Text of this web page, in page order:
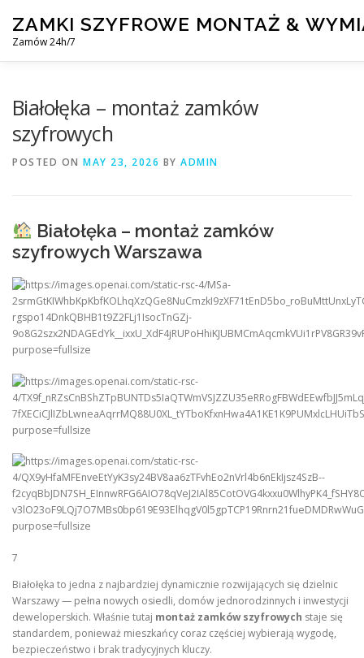
content
ZAMKI SZYFROWE MONTAŻ &
Zamów 24h/7
Białołęka – montaż zamków
szyfrowych
POSTED ON MAY 23, 2026 BY ADMIN
Białołęka – montaż zamków
szyfrowych Warszawa
7
Białołęka to jedna z najbardziej dynamicznie rozwijających się dzielnic
Warszawy — pełna nowych osiedli, domów jednorodzinnych i inwestycji
deweloperskich. Właśnie tutaj montaż zamków szyfrowych staje się
standardem, ponieważ mieszkańcy coraz częściej wybierają wygodę,
bezpieczeństwo i brak tradycyjnych kluczy.